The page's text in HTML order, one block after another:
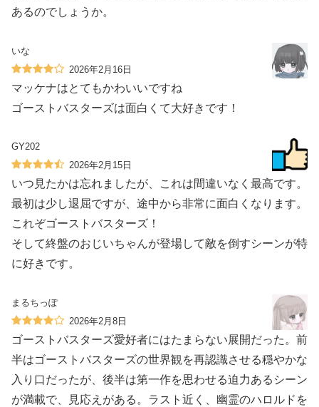
あるのでしょうか。
いな
2026年2月16日
マッケナはとてもかわいいですね
ゴーストバスターズは面白くて大好きです！
GY202
2026年2月15日
いつ見たかは忘れましたが、これは間違いなく最高です。
最初は少し退屈ですが、途中から非常に面白くなります。
これぞゴーストバスターズ！
そして終盤のおじいちゃんが登場して敵を倒すシーンが特
に好きです。
まるちっぽ
2026年2月8日
ゴーストバスターズ愛好者にはたまらない展開だった。前
半はゴーストバスターズの世界観を再認識させる穏やかな
入り口だったが、後半は第一作を思わせる迫力あるシーン
が満載で、見応えがある。ラスト近く、幽霊のハロルドを